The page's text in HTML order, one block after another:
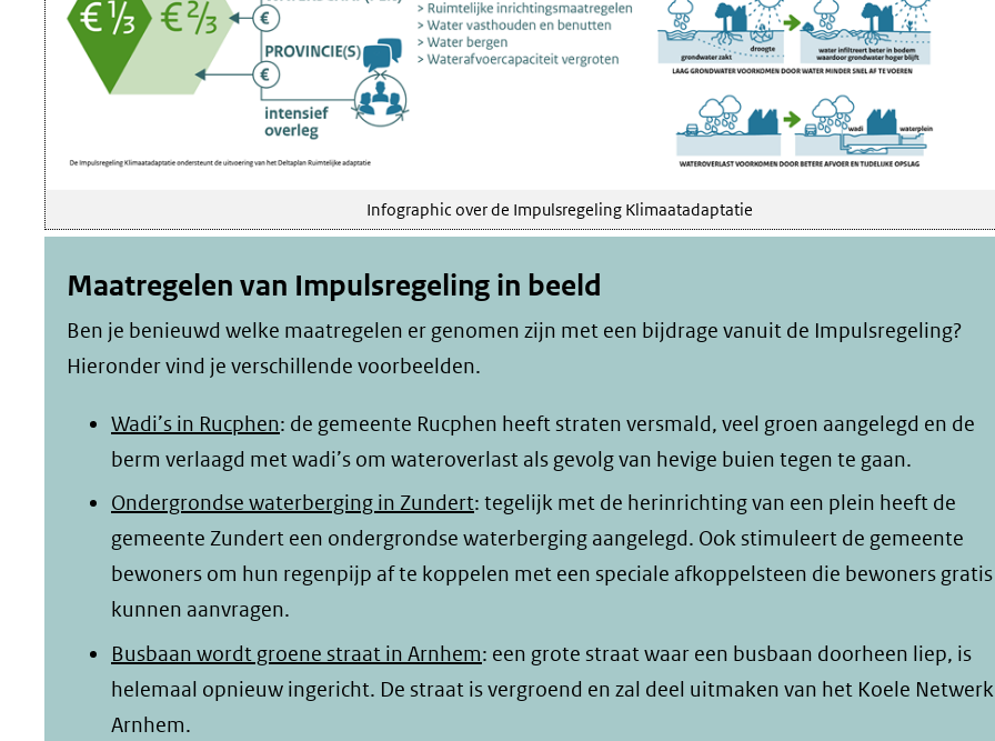
Infographic over de Impulsregeling Klimaatadaptatie
Maatregelen van Impulsregeling in beeld
Ben je benieuwd welke maatregelen er genomen zijn met een bijdrage vanuit de Impulsregeling?
Hieronder vind je verschillende voorbeelden.
Wadi’s in Rucphen: de gemeente Rucphen heeft straten versmald, veel groen aangelegd en de
berm verlaagd met wadi’s om wateroverlast als gevolg van hevige buien tegen te gaan.
Ondergrondse waterberging in Zundert: tegelijk met de herinrichting van een plein heeft de
gemeente Zundert een ondergrondse waterberging aangelegd. Ook stimuleert de gemeente
bewoners om hun regenpijp af te koppelen met een speciale afkoppelsteen die bewoners gratis
kunnen aanvragen.
Busbaan wordt groene straat in Arnhem: een grote straat waar een busbaan doorheen liep, is
helemaal opnieuw ingericht. De straat is vergroend en zal deel uitmaken van het Koele
Arnhem.